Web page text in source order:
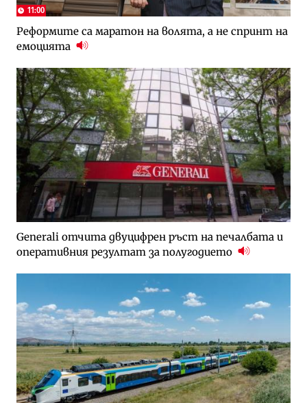
11:00
Реформите са маратон на волята, а не спринт на
емоцията
Generali отчита двуцифрен ръст на печалбата и
оперативния резултат за полугодието